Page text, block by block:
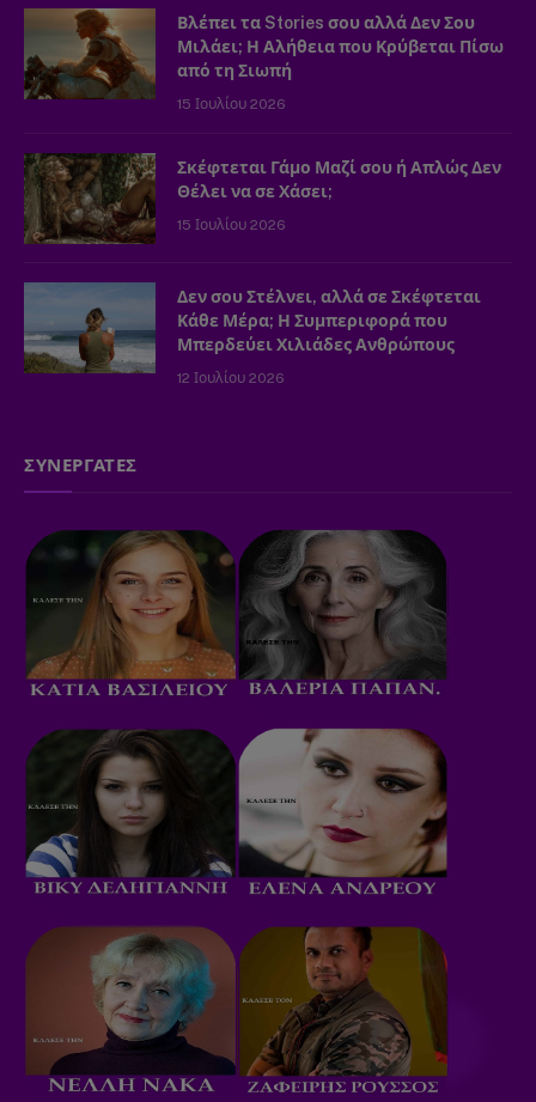
Βλέπει τα Stories σου αλλά Δεν Σου
Μιλάει; Η Αλήθεια που Κρύβεται Πίσω
από τη Σιωπή
15 Ιουλίου 2026
Σκέφτεται Γάμο Μαζί σου ή Απλώς Δεν
Θέλει να σε Χάσει;
15 Ιουλίου 2026
Δεν σου Στέλνει, αλλά σε Σκέφτεται
Κάθε Μέρα; Η Συμπεριφορά που
Μπερδεύει Χιλιάδες Ανθρώπους
12 Ιουλίου 2026
ΣΥΝΕΡΓΑΤΕΣ